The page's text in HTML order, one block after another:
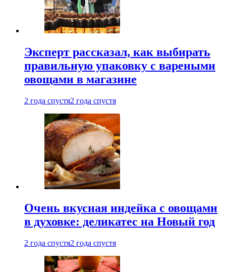
Эксперт рассказал, как выбирать
правильную упаковку с вареными
овощами в магазине
2 года спустя2 года спустя
Очень вкусная индейка с овощами
в духовке: деликатес на Новый год
2 года спустя2 года спустя